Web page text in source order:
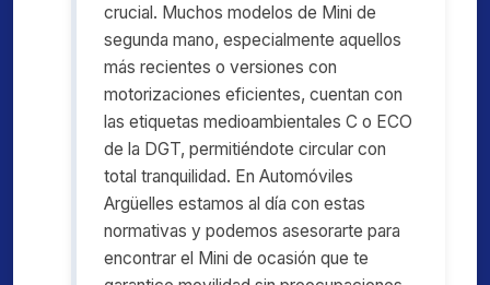
crucial. Muchos modelos de Mini de
segunda mano, especialmente aquellos
más recientes o versiones con
motorizaciones eficientes, cuentan con
las etiquetas medioambientales C o ECO
de la DGT, permitiéndote circular con
total tranquilidad. En Automóviles
Argüelles estamos al día con estas
normativas y podemos asesorarte para
encontrar el Mini de ocasión que te